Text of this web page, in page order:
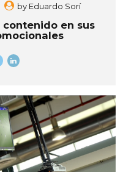
by Eduardo Sorí
en sus